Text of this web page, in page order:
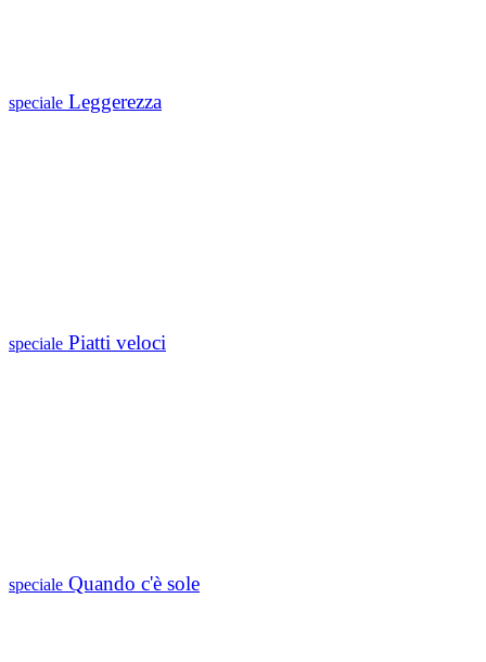
speciale Leggerezza
speciale Piatti veloci
speciale Quando c'è sole